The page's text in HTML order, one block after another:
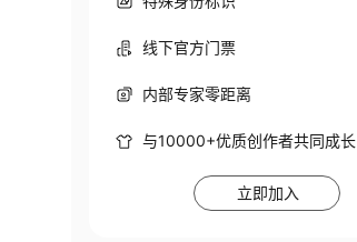
线下官方门票
内部专家零距离
与10000+优质创作者共同成长
立即加入